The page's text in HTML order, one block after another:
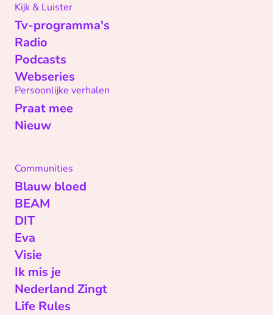
Kijk & Luister
Tv-programma's
Radio
Podcasts
Webseries
Persoonlijke verhalen
Praat mee
Nieuw
Communities
Blauw bloed
BEAM
DIT
Eva
Visie
Ik mis je
Nederland Zingt
Life Rules